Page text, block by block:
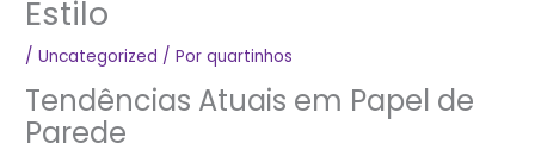
Estilo
/Uncategorized / Porquartinhos
Tendências Atuais em Papel de
Parede